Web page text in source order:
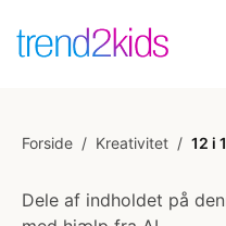
Forside / Kreativitet / 12 i
Dele af indholdet på